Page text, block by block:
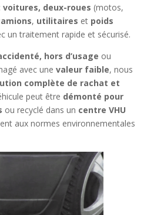
voitures, deux-roues (motos,
, utilitaires et poids
un traitement rapide et sécurisé.
hors d’usage ou
avec une valeur faible, nous
complète de rachat et
peut être démonté pour
ou recyclé dans un centre VHU
aux normes environnementales